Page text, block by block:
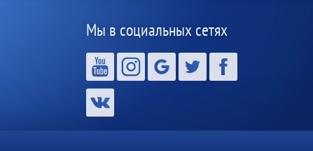
Мы в социальных сетях